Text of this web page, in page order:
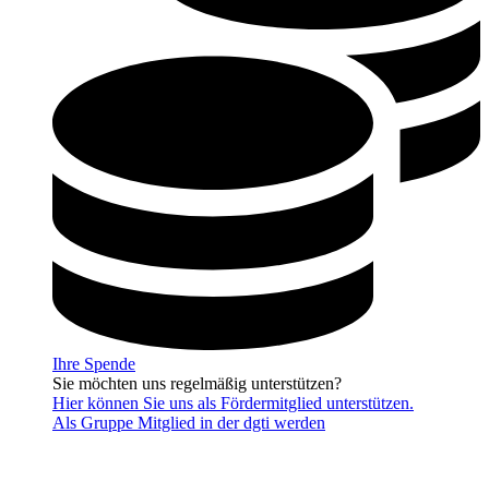
Ihre Spende
Sie möchten uns regelmäßig unterstützen?
Hier können Sie uns als Fördermitglied unterstützen.
Als Gruppe Mitglied in der dgti werden